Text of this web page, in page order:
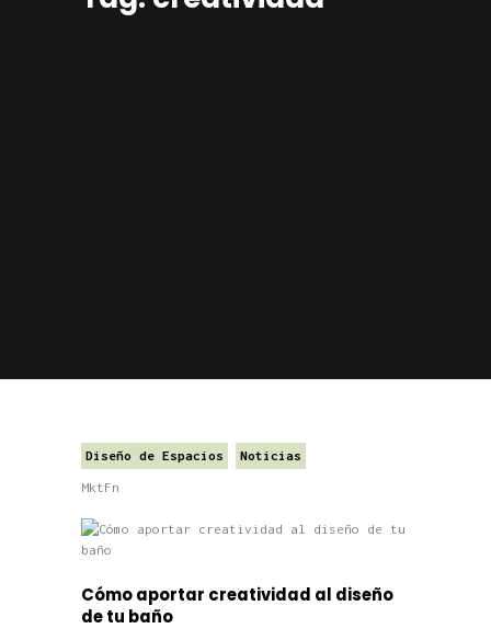
Diseño de Espacios Noticias
MktFn
Cómo aportar creatividad al diseño
de tu baño